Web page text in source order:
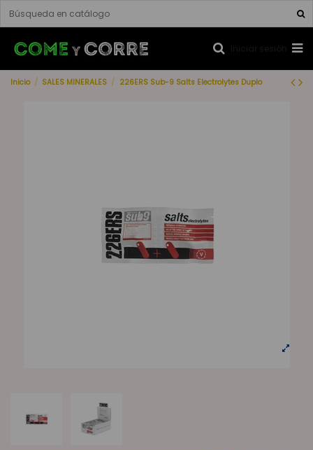
Iniciar sesión
Inicio SALES MINERALES 226ERS Sub-9 Salts Electrolytes Duplo